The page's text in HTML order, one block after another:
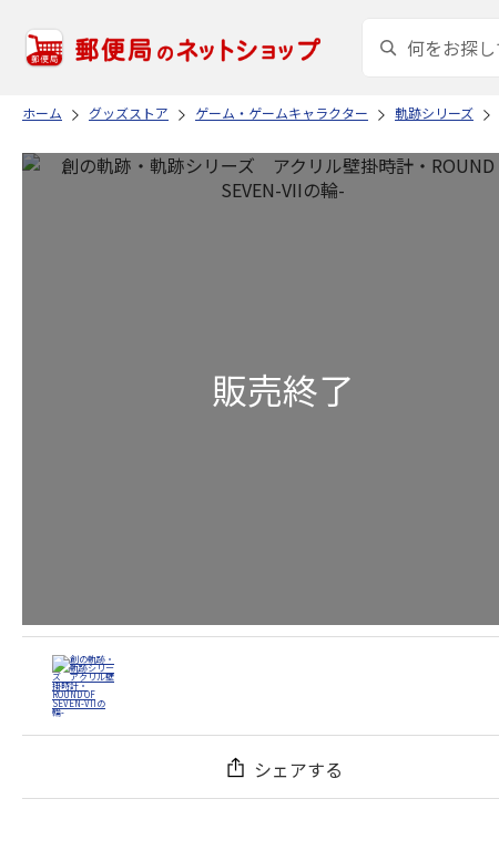
ホーム グッズストア ゲーム・ゲームキャラクター 軌跡シリーズ
シェアする